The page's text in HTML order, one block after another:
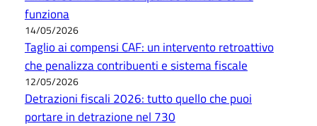
funziona
14/05/2026
Taglio ai compensi CAF: un intervento retroattivo
che penalizza contribuenti e sistema fiscale
12/05/2026
Detrazioni fiscali 2026: tutto quello che puoi
portare in detrazione nel 730